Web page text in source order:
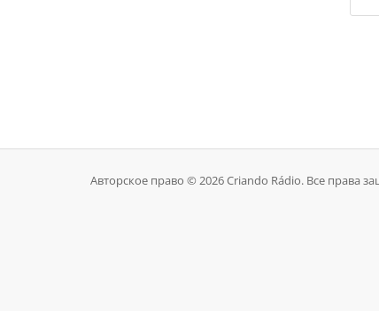
Авторское право © 2026 Criando Rádio. Все права